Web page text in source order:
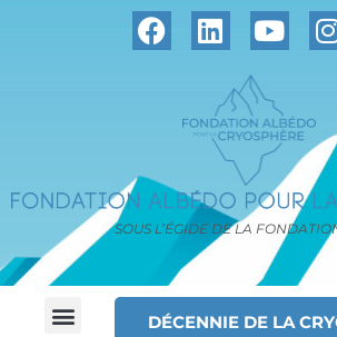
SOUS L’ÉGIDE DE LA
DÉCENNIE DE LA